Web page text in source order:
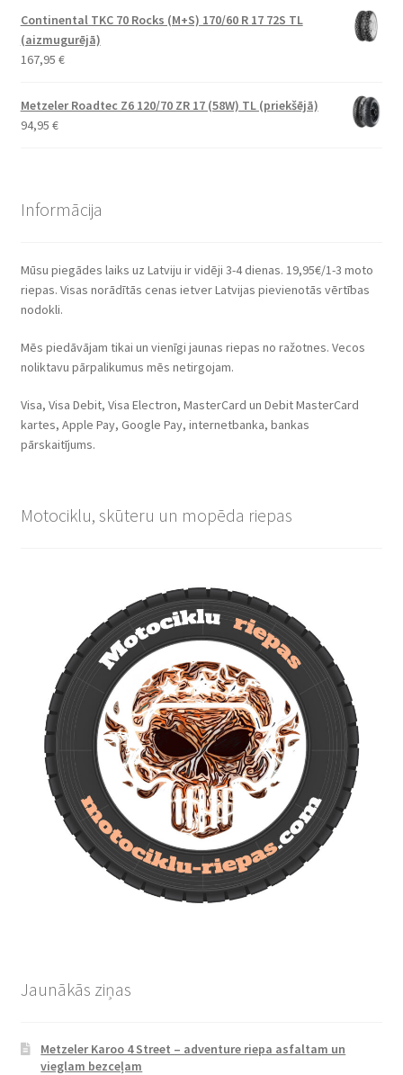
Continental TKC 70 Rocks (M+S) 170/60 R 17 72S TL
(aizmugurējā)
167,95 €
Metzeler Roadtec Z6 120/70 ZR 17 (58W) TL (priekšējā)
94,95 €
Informācija
Mūsu piegādes laiks uz Latviju ir vidēji 3-4 dienas. 19,95€/1-3 moto
riepas. Visas norādītās cenas ietver Latvijas pievienotās vērtības
nodokli.
Mēs piedāvājam tikai un vienīgi jaunas riepas no ražotnes. Vecos
noliktavu pārpalikumus mēs netirgojam.
Visa, Visa Debit, Visa Electron, MasterCard un Debit MasterCard
kartes, Apple Pay, Google Pay, internetbanka, bankas
pārskaitījums.
Motociklu, skūteru un mopēda riepas
Jaunākās ziņas
Metzeler Karoo 4 Street – adventure riepa asfaltam un
vieglam bezceļam